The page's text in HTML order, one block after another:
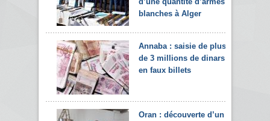
blanches à Alger
Annaba : saisie de plus
de 3 millions de dinars
en faux billets
Oran : découverte d’un